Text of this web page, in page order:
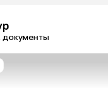
документы